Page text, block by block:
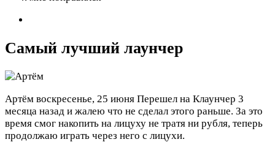
Самый лучший лаунчер
Артём воскресенье, 25 июня Перешел на Клаунчер 3
месяца назад и жалею что не сделал этого раньше. За это
время смог накопить на лицуху не тратя ни рубля, теперь
продолжаю играть через него с лицухи.